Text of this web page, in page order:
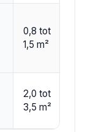
0,8 tot
1,5 m²
2,0 tot
3,5 m²